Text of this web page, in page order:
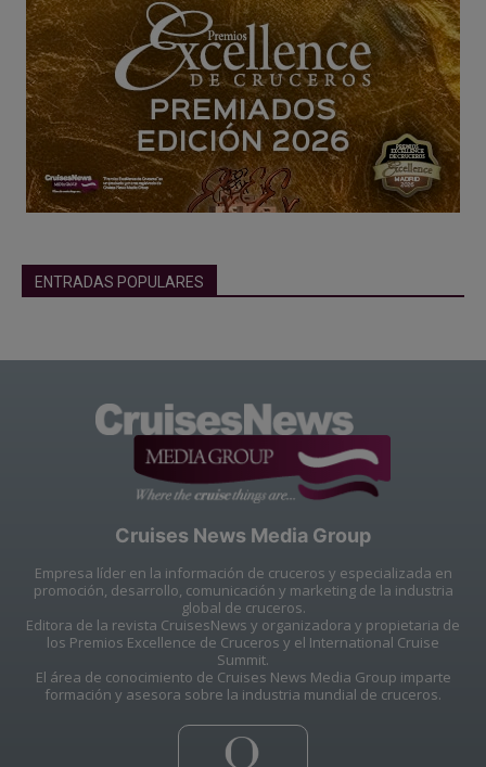
ENTRADAS POPULARES
Cruises News Media Group
Empresa líder en la información de cruceros y especializada en
promoción, desarrollo, comunicación y marketing de la industria
global de cruceros.
Editora de la revista CruisesNews y organizadora y propietaria de
los Premios Excellence de Cruceros y el International Cruise
Summit.
El área de conocimiento de Cruises News Media Group imparte
formación y asesora sobre la industria mundial de cruceros.